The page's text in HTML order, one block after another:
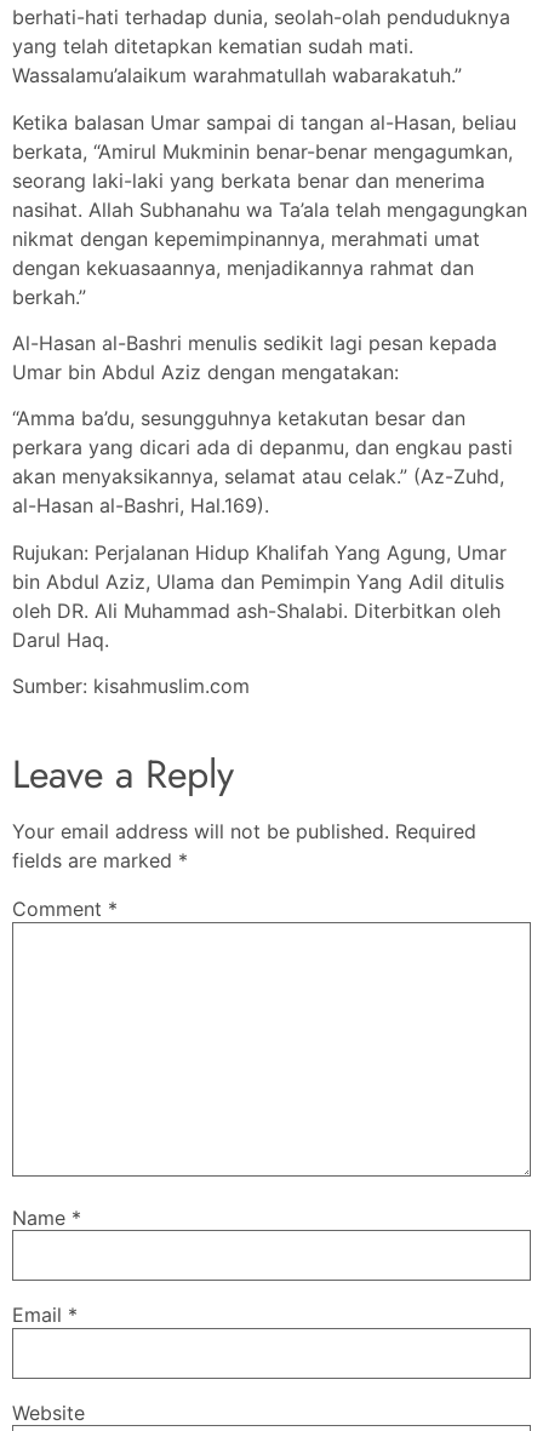
berhati-hati terhadap dunia, seolah-olah penduduknya
yang telah ditetapkan kematian sudah mati.
Wassalamu’alaikum warahmatullah wabarakatuh.”
Ketika balasan Umar sampai di tangan al-Hasan, beliau
berkata, “Amirul Mukminin benar-benar mengagumkan,
seorang laki-laki yang berkata benar dan menerima
nasihat. Allah Subhanahu wa Ta’ala telah mengagungkan
nikmat dengan kepemimpinannya, merahmati umat
dengan kekuasaannya, menjadikannya rahmat dan
berkah.”
Al-Hasan al-Bashri menulis sedikit lagi pesan kepada
Umar bin Abdul Aziz dengan mengatakan:
“Amma ba’du, sesungguhnya ketakutan besar dan
perkara yang dicari ada di depanmu, dan engkau pasti
akan menyaksikannya, selamat atau celak.” (Az-Zuhd,
al-Hasan al-Bashri, Hal.169).
Rujukan: Perjalanan Hidup Khalifah Yang Agung, Umar
bin Abdul Aziz, Ulama dan Pemimpin Yang Adil ditulis
oleh DR. Ali Muhammad ash-Shalabi. Diterbitkan oleh
Darul Haq.
Sumber: kisahmuslim.com
Leave a Reply
Your email address will not be published. Required
fields are marked *
Comment *
Name *
Email *
Website